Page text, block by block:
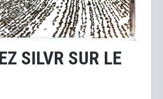
SILVR SUR LE